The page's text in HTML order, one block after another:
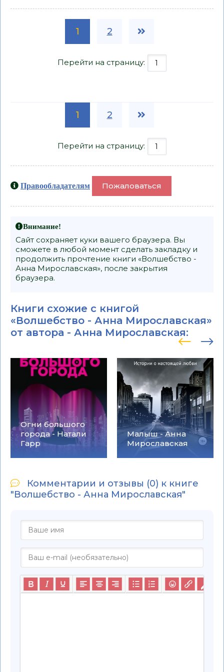
1 2
Перейти на страницу:
1 2
Перейти на страницу:
Правообладателям Пожаловаться
Внимание!
Сайт сохраняет куки вашего браузера. Вы
сможете в любой момент сделать закладку и
продолжить прочтение книги «Волшебство -
Анна Мирославская», после закрытия
браузера.
Книги схожие с книгой
«Волшебство - Анна Мирославская»
от автора - Анна Мирославская:
Огни большого
города - Натали
Гарр
Малыш - Анна
Мирославская
Комментарии и отзывы (0) к книге
"Волшебство - Анна Мирославская"